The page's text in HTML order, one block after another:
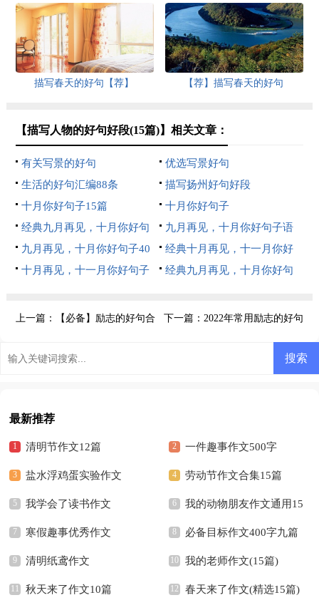
总68条
描写春天的好句【荐】 【荐】描写春天的好句
【描写人物的好句好段(15篇)】相关文章：
有关写景的好句
优选写景好句
生活的好句汇编88条
描写扬州好句好段
十月你好句子15篇
十月你好句子
经典九月再见，十月你好句
子（通用40句）
九月再见，十月你好句子语
录80句精选
九月再见，十月你好句子40
句精选
经典十月再见，十一月你好
句子90句精选
十月再见，十一月你好句子
经典九月再见，十月你好句
上一篇： 【必备】励志的好句合 下一篇： 2022年常用励志的好句
汇编89句
最新推荐
清明节作文12篇 一件趣事作文500字
盐水浮鸡蛋实验作文 劳动节作文合集15篇
我学会了读书作文 我的动物朋友作文通用15
篇
寒假趣事优秀作文 必备目标作文400字九篇
清明纸鸢作文 我的老师作文(15篇)
秋天来了作文10篇 春天来了作文(精选15篇)